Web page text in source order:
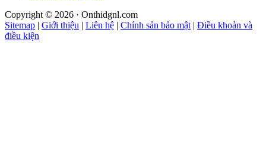
Copyright © 2026 · Onthidgnl.com
Sitemap | Giới thiệu | Liên hệ | Chính sản bảo mật | Điều khoản và
điều kiện